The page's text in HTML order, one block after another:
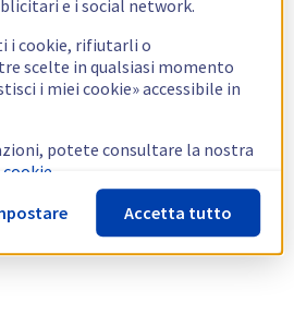
e i social network.
i cookie, rifiutarli o
scelte in qualsiasi momento
i miei cookie» accessibile in
potete consultare la nostra
Accetta tutto